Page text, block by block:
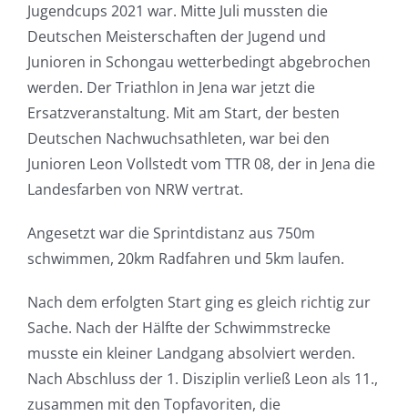
Jugendcups 2021 war. Mitte Juli mussten die
Deutschen Meisterschaften der Jugend und
Junioren in Schongau wetterbedingt abgebrochen
werden. Der Triathlon in Jena war jetzt die
Ersatzveranstaltung. Mit am Start, der besten
Deutschen Nachwuchsathleten, war bei den
Junioren Leon Vollstedt vom TTR 08, der in Jena die
Landesfarben von NRW vertrat.
Angesetzt war die Sprintdistanz aus 750m
schwimmen, 20km Radfahren und 5km laufen.
Nach dem erfolgten Start ging es gleich richtig zur
Sache. Nach der Hälfte der Schwimmstrecke
musste ein kleiner Landgang absolviert werden.
Nach Abschluss der 1. Disziplin verließ Leon als 11.,
zusammen mit den Topfavoriten, die